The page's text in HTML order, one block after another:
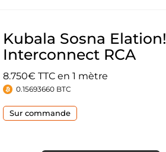
Kubala Sosna Elation!
Interconnect RCA
8.750€ TTC en 1 mètre
0.15693660 BTC
Sur commande